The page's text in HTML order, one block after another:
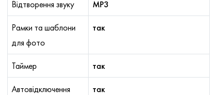
Відтворення звуку MP3
Рамки та шаблони
для фото
так
Таймер так
Автовідключення так